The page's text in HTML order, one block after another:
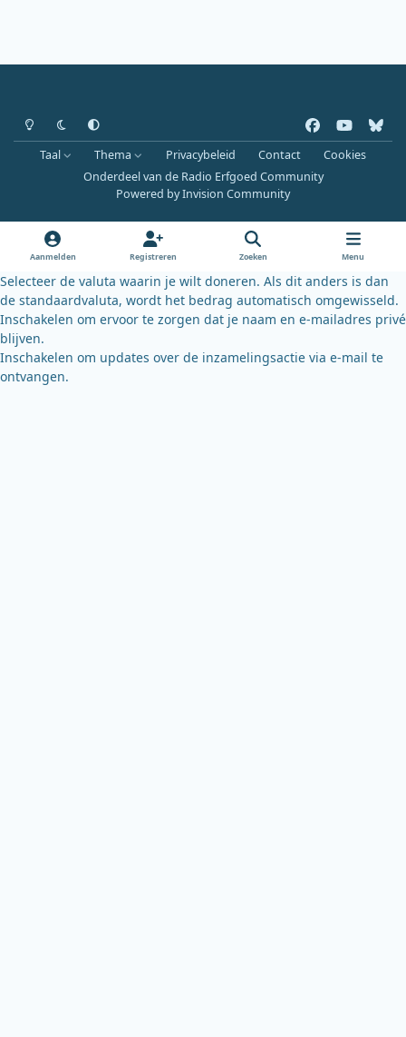
Heldere modus
Donkere modus
Systeemvoorkeur
a
c
e
k
o
u
b
l
u
k
y
Taal Thema Privacybeleid Contact
Cookies
Onderdeel van de Radio Erfgoed Community
Powered byInvision Community
Aanmelden Registreren Zoeken Menu
Selecteer de valuta waarin je wilt doneren. Als dit anders is dan
de standaardvaluta, wordt het bedrag automatisch omgewisseld.
Inschakelen om ervoor te zorgen dat je naam en e-mailadres privé
blijven.
Inschakelen om updates over de inzamelingsactie via e-mail te
ontvangen.